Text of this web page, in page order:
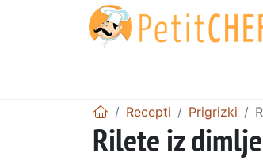
Recepti Prigrizki
Rilete iz